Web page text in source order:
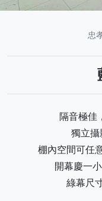
忠
隔音極佳
獨立攝
棚內空間可任
開幕慶一
綠幕尺